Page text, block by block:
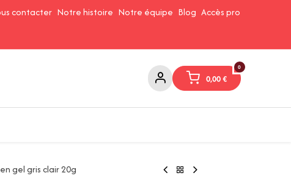
contacter Notre histoire Notre équipe Blog Accès pro
0
0,00€
gel gris clair 20g